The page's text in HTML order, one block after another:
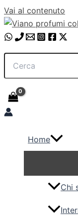
Vai al contenuto
Home
Chi